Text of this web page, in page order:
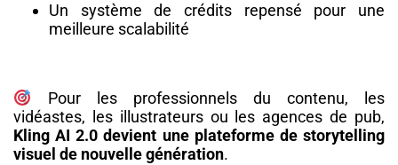
Un système de crédits repensé pour une
meilleure scalabilité
Pour les professionnels du contenu, les
vidéastes, les illustrateurs ou les agences de pub,
Kling AI 2.0 devient une plateforme de storytelling
visuel de nouvelle génération.